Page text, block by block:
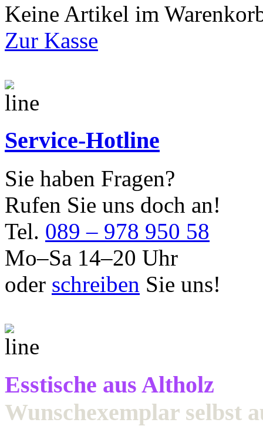
Keine Artikel im
Zur Kasse
Service-Hotline
Sie haben Fragen?
Rufen Sie uns doch an!
Tel. 089 – 978 950 58
Mo–Sa 14–20 Uhr
oder schreiben Sie uns!
Esstische aus Altholz
Wunschexemplar selbst